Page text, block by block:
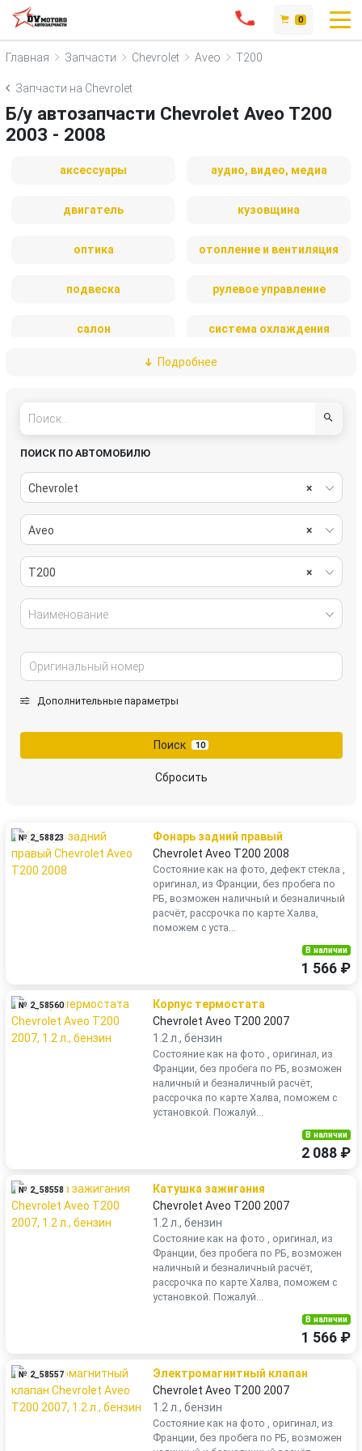
0
Главная Запчасти Chevrolet Aveo T200
Запчасти на Chevrolet
Б/у автозапчасти Chevrolet Aveo T200
2003 - 2008
аксессуары аудио, видео, медиа
двигатель кузовщина
оптика отопление и вентиляция
подвеска рулевое управление
салон система охлаждения
стеклоочистители топливная система
Подробнее
ПОИСК ПО АВТОМОБИЛЮ
×
Chevrolet
×
Aveo
×
T200
Наименование
Дополнительные параметры
Поиск 10
Сбросить
№ 2_58823
Фонарь задний правый
Chevrolet Aveo T200 2008
Состояние как на фото, дефект стекла ,
оригинал, из Франции, без пробега по
РБ, возможен наличный и безналичный
расчёт, рассрочка по карте Халва,
поможем с уста...
В наличии
1 566 ₽
№ 2_58560
Корпус термостата
Chevrolet Aveo T200 2007
1.2 л., бензин
Состояние как на фото , оригинал, из
Франции, без пробега по РБ, возможен
наличный и безналичный расчёт,
рассрочка по карте Халва, поможем с
установкой. Пожалуй...
В наличии
2 088 ₽
№ 2_58558
Катушка зажигания
Chevrolet Aveo T200 2007
1.2 л., бензин
Состояние как на фото , оригинал, из
Франции, без пробега по РБ, возможен
наличный и безналичный расчёт,
рассрочка по карте Халва, поможем с
установкой. Пожалуй...
В наличии
1 566 ₽
№ 2_58557
Электромагнитный клапан
Chevrolet Aveo T200 2007
1.2 л., бензин
Состояние как на фото , оригинал, из
Франции, без пробега по РБ, возможен